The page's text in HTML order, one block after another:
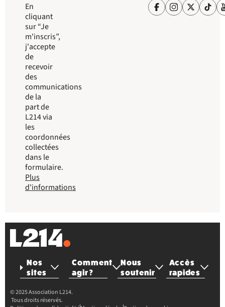
En
cliquant
sur “Je
m'inscris”,
j'accepte
de
recevoir
des
communications
de la
part de
L214 via
les
coordonnées
collectées
dans le
formulaire.
Plus
d'informations
Nos
sites
Comment
agir ?
Nous
soutenir
Accès
rapides
© 2025 Association L214.
Tous droits réservés.